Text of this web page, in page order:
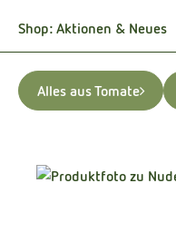
Shop: Aktionen & Neues
Alles aus Tomate